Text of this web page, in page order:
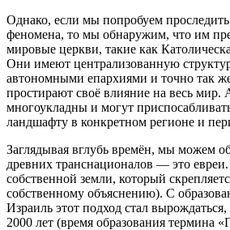
Однако, если мы попробуем проследить
феномена, то мы обнаружим, что им
мировые церкви, такие как
Они имеют централизованную
автономными епархиями и точно так
простирают своё влияние на весь
многоукладны и могут
ландшафту в конкретном регионе и
Заглядывая вглубь времён, мы можем
древних транснационалов — это
собственной земли, который
собственному объяснению). С
Израиль этот подход стал
2000 лет (время образования термина